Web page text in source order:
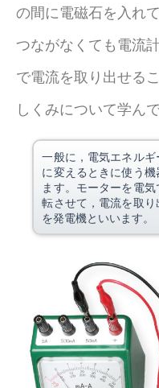
の間に電磁石を入れ
つながなくても電流
で電流を取り出せる
しくみについて学ん
一般に，電気エネル
に変えるときに使う
ます。モーターを電
転させて，電流を取
を発電機といいます。